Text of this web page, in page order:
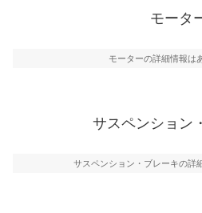
モータ
モーターの詳細情報は
サスペンション
サスペンション・ブレーキの詳